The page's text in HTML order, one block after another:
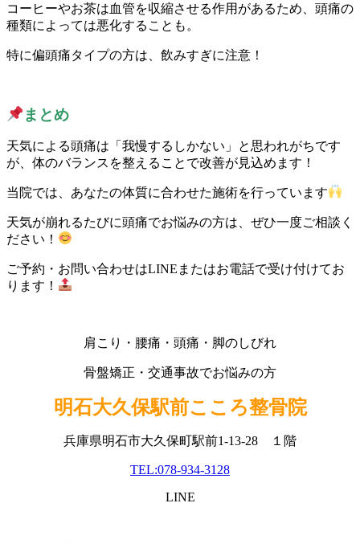
コーヒーやお茶は血管を収縮させる作用があるため、頭痛の
種類によっては悪化することも。
特に偏頭痛タイプの方は、飲みすぎに注意！
まとめ
天気による頭痛は「我慢するしかない」と思われがちです
が、体のバランスを整えることで改善が見込めます！
当院では、あなたの体質に合わせた施術を行っています
天気が崩れるたびに頭痛でお悩みの方は、ぜひ一度ご相談く
ださい！
ご予約・お問い合わせはLINEまたはお電話で受け付けてお
ります！
肩こり・腰痛・頭痛・脚のしびれ
骨盤矯正・交通事故でお悩みの方
明石大久保駅前こころ整骨院
兵庫県明石市大久保町駅前1-13-28 １階
TEL:078-934-3128
LINE